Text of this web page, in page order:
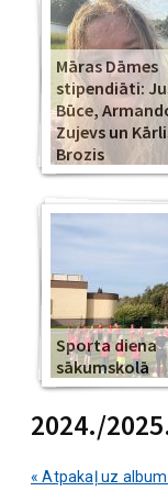
Māras Dāmes
stipendiāti:
Būce,
Zujevs un
Brozis
Sporta diena
sākumskolā
2024./
« Atpakaļ uz